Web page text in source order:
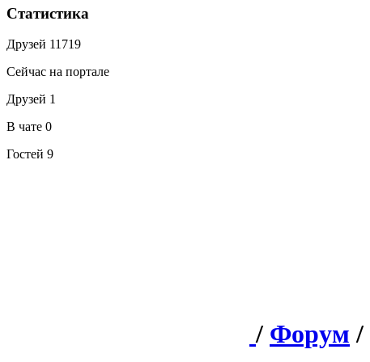
Статистика
Друзей 11719
Сейчас на портале
Друзей 1
В чате 0
Гостей 9
/ Форум /